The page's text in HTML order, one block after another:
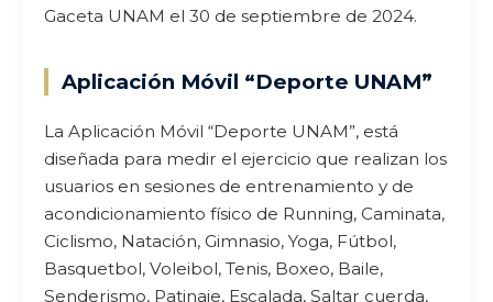
Gaceta UNAM el 30 de septiembre de 2024.
Aplicación Móvil “Deporte UNAM”
La Aplicación Móvil “Deporte UNAM”, está
diseñada para medir el ejercicio que realizan los
usuarios en sesiones de entrenamiento y de
acondicionamiento físico de Running, Caminata,
Ciclismo, Natación, Gimnasio, Yoga, Fútbol,
Basquetbol, Voleibol, Tenis, Boxeo, Baile,
Senderismo, Patinaje, Escalada, Saltar cuerda,